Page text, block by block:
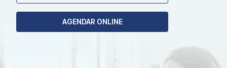
AGENDAR ONLINE